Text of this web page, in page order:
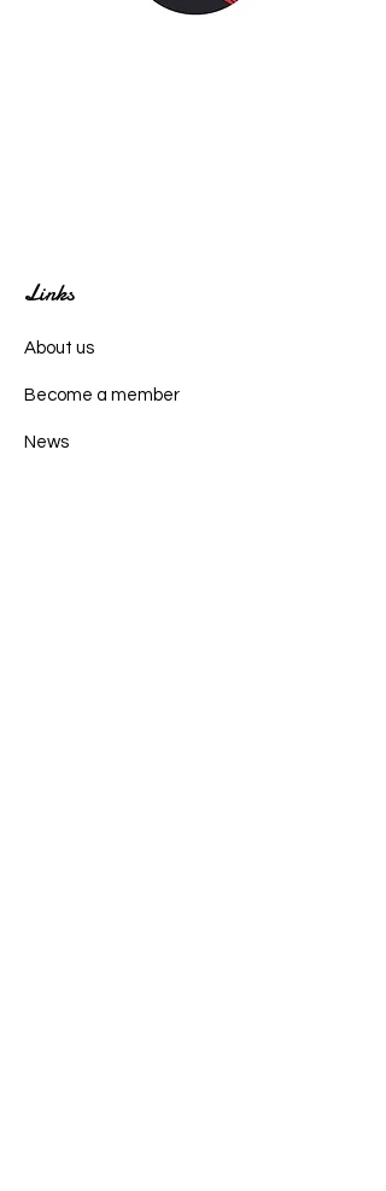
Links
About us
Become a member
News